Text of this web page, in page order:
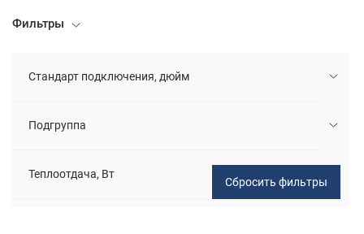
Фильтры
Стандарт подключения, дюйм
Подгруппа
Теплоотдача, Вт